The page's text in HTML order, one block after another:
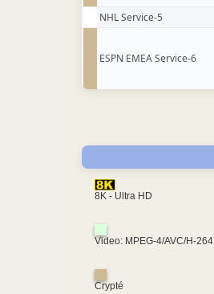
NHL Service-5
ESPN EMEA Service-6
8K - Ultra HD
Video: MPEG-4/AVC/H-264
Crypté